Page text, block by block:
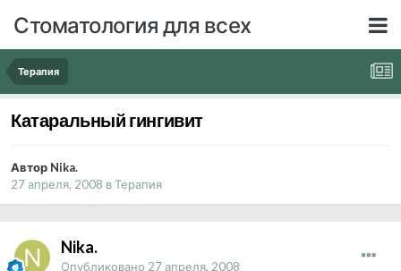
Стоматология для всех
Терапия
Катаральный гингивит
Автор Nika.
27 апреля, 2008 вТерапия
Nika.
Опубликовано 27 апреля, 2008